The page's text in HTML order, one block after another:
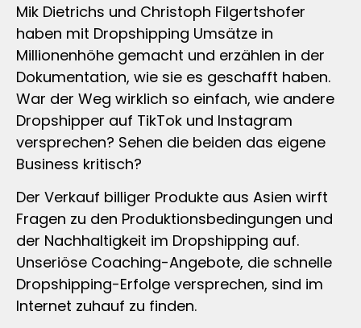
Mik Dietrichs und Christoph Filgertshofer
haben mit Dropshipping Umsätze in
Millionenhöhe gemacht und erzählen in der
Dokumentation, wie sie es geschafft haben.
War der Weg wirklich so einfach, wie andere
Dropshipper auf TikTok und Instagram
versprechen? Sehen die beiden das eigene
Business kritisch?
Der Verkauf billiger Produkte aus Asien wirft
Fragen zu den Produktionsbedingungen und
der Nachhaltigkeit im Dropshipping auf.
Unseriöse Coaching-Angebote, die schnelle
Dropshipping-Erfolge versprechen, sind im
Internet zuhauf zu finden.